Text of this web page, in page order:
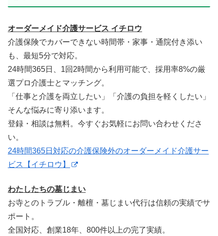
オーダーメイド介護サービス イチロウ
介護保険でカバーできない時間帯・家事・通院付き添い
も、最短5分で対応。
24時間365日、1回2時間から利用可能で、採用率8%の厳
選プロ介護士とマッチング。
「仕事と介護を両立したい」「介護の負担を軽くしたい」
そんな悩みに寄り添います。
登録・相談は無料。今すぐお気軽にお問い合わせくださ
い。
24時間365日対応の介護保険外のオーダーメイド介護サー
ビス【イチロウ】
わたしたちの墓じまい
お寺とのトラブル・離檀・墓じまい代行は信頼の実績でサ
ポート。
全国対応、創業18年、800件以上の完了実績。